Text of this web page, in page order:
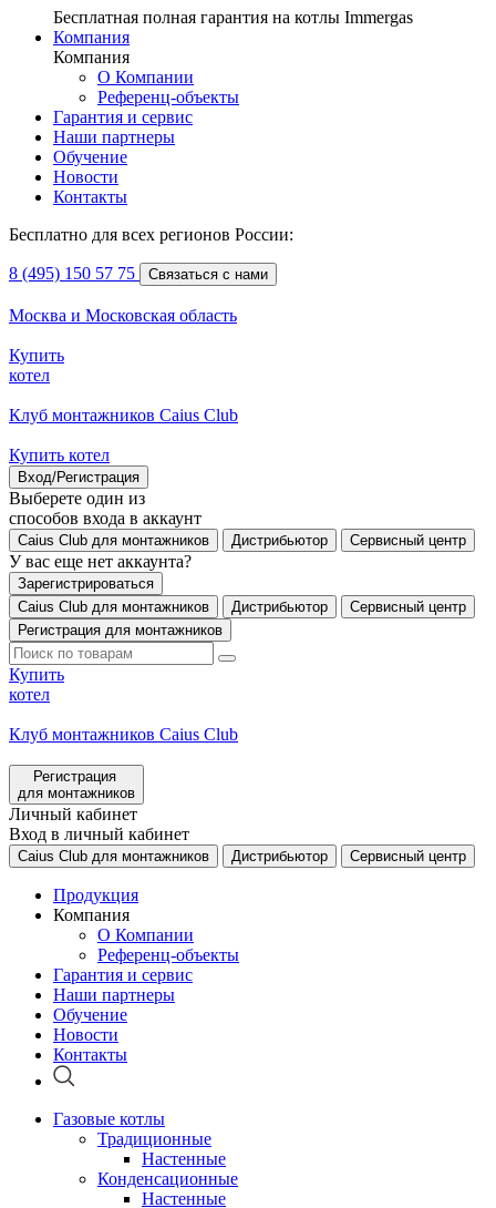
Бесплатная полная гарантия на котлы Immergas
Компания
Компания
О Компании
Референц-объекты
Гарантия и сервис
Наши партнеры
Обучение
Новости
Контакты
Бесплатно для всех регионов России:
8 (495) 150 57 75 Связаться с нами
Москва и Московская область
Купить
котел
Клуб монтажников Caius Club
Купить котел
Вход/Регистрация
Выберете один из
способов входа в аккаунт
Caius Club для монтажников Дистрибьютор Сервисный центр
У вас еще нет аккаунта?
Зарегистрироваться
Caius Club для монтажников
Дистрибьютор
Сервисный центр
Регистрация для монтажников
Купить
котел
Клуб монтажников Caius Club
Регистрация
для монтажников
Личный кабинет
Вход в личный кабинет
Caius Club для монтажников Дистрибьютор Сервисный центр
Продукция
Компания
О Компании
Референц-объекты
Гарантия и сервис
Наши партнеры
Обучение
Новости
Контакты
Газовые котлы
Традиционные
Настенные
Конденсационные
Настенные